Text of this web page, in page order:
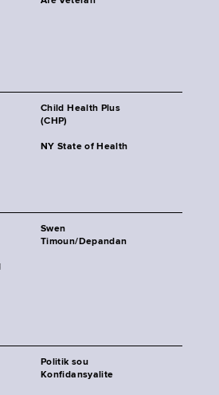
Child Health Plus
(CHP)
NY State of Health
Swen
Timoun/Depandan
Politik sou
Konfidansyalite